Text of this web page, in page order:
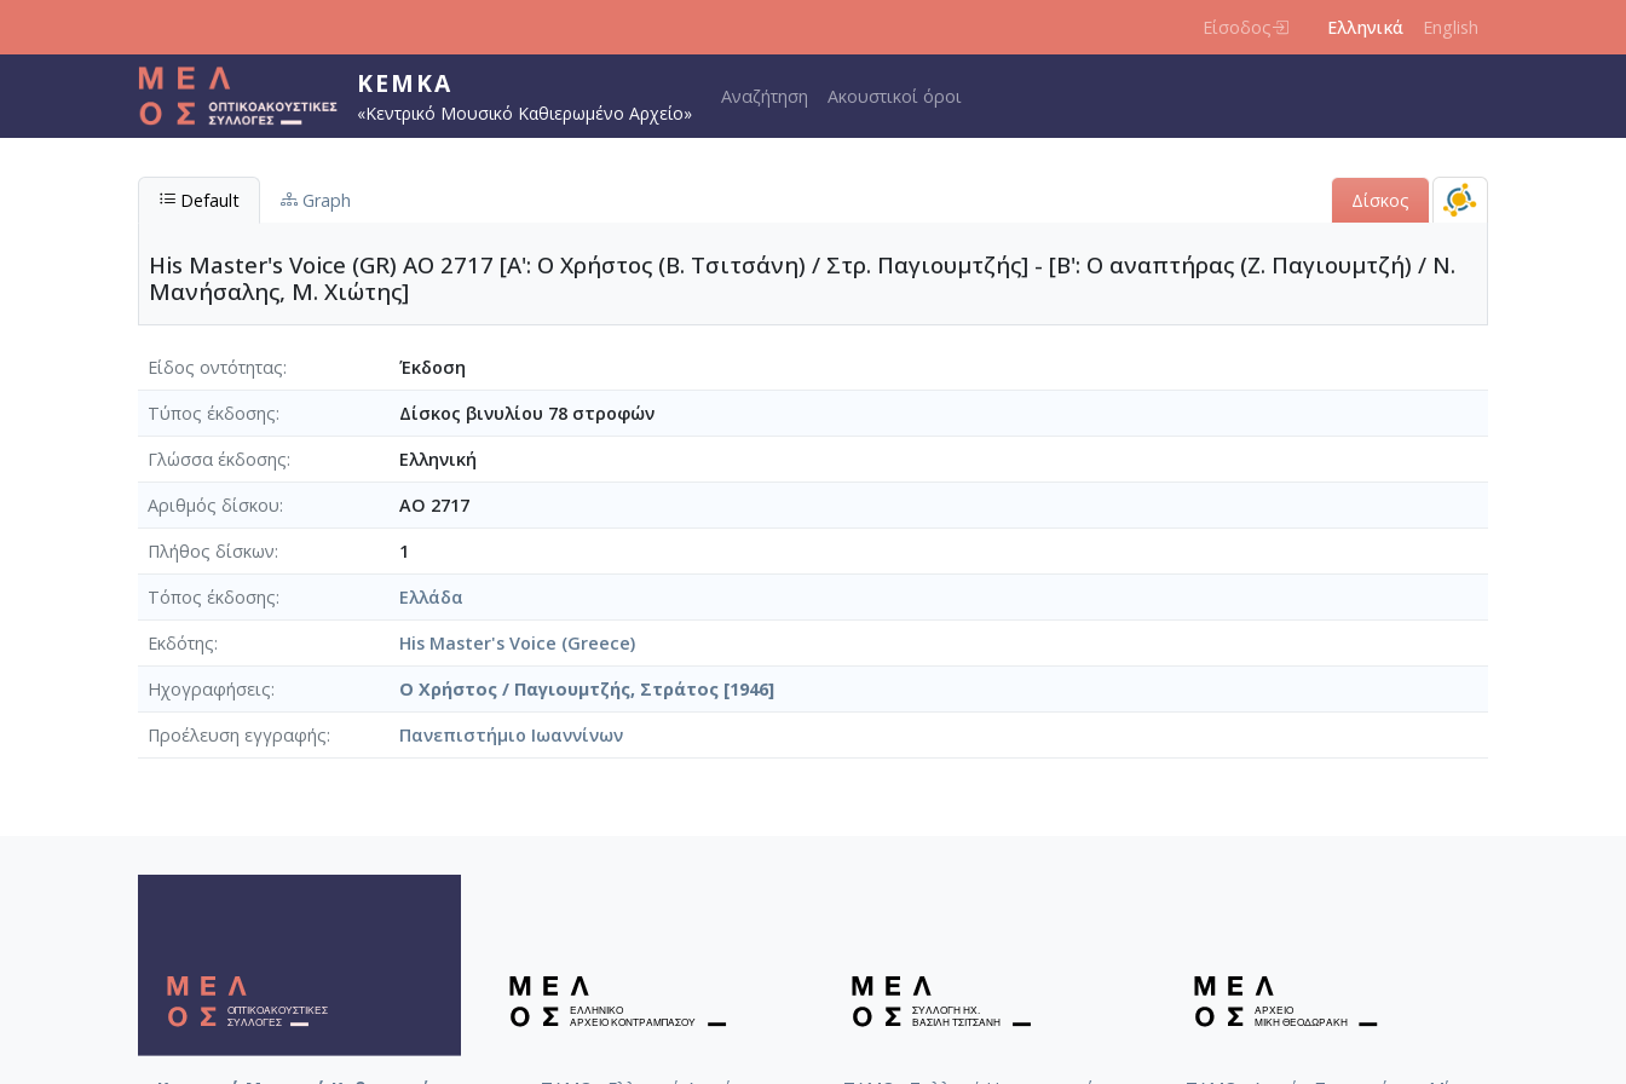
Είσοδος Ελληνικά English
ΚΕΜΚΑ
«Κεντρικό Μουσικό Καθιερωμένο Αρχείο»
Main navigation
Αναζήτηση Ακουστικοί όροι
Default Graph Δίσκος
His Master's Voice (GR) AO 2717 [Α': Ο Χρήστος (Β. Τσιτσάνη) / Στρ. Παγιουμτζής] - [Β': Ο αναπτήρας (Ζ. Παγιουμτζή) / Ν.
Μανήσαλης, Μ. Χιώτης]
Είδος οντότητας
Έκδοση
Τύπος έκδοσης
Δίσκος βινυλίου 78 στροφών
Γλώσσα έκδοσης
Ελληνική
Αριθμός δίσκου
AO 2717
Πλήθος δίσκων
1
Τόπος έκδοσης
Ελλάδα
Εκδότης
His Master's Voice (Greece)
Ηχογραφήσεις
Ο Χρήστος / Παγιουμτζής, Στράτος [1946]
Προέλευση εγγραφής
Πανεπιστήμιο Ιωαννίνων